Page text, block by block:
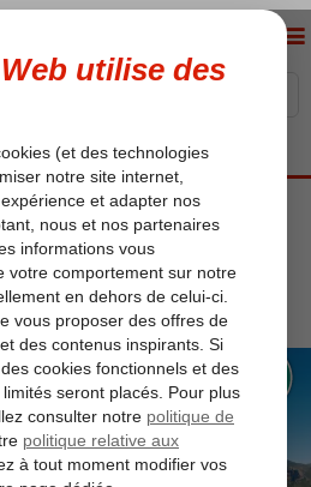
Curaçao Villa's & Appartementen
Villa's &